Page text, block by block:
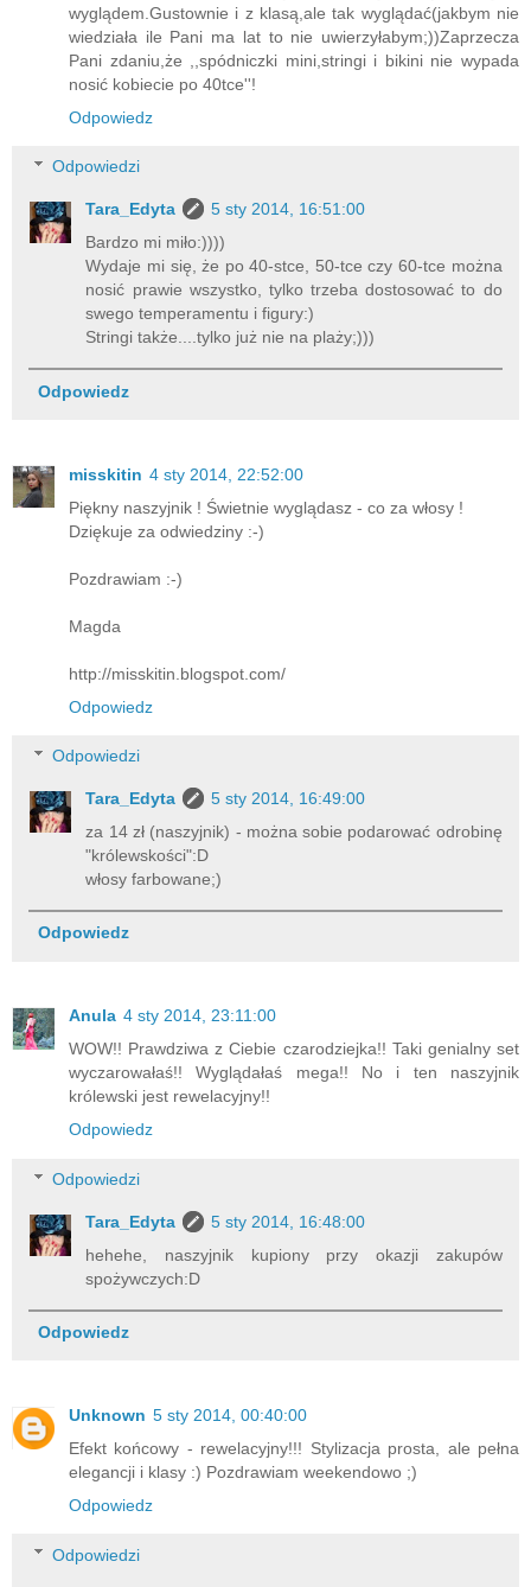
wyglądem.Gustownie i z klasą,ale tak wyglądać(jakbym nie
wiedziała ile Pani ma lat to nie uwierzyłabym;))Zaprzecza
Pani zdaniu,że ,,spódniczki mini,stringi i bikini nie wypada
nosić kobiecie po 40tce''!
Odpowiedz
Odpowiedzi
Tara_Edyta
5 sty 2014, 16:51:00
Bardzo mi miło:))))
Wydaje mi się, że po 40-stce, 50-tce czy 60-tce można
nosić prawie wszystko, tylko trzeba dostosować to do
swego temperamentu i figury:)
Stringi także....tylko już nie na plaży;)))
Odpowiedz
misskitin 4 sty 2014, 22:52:00
Piękny naszyjnik ! Świetnie wyglądasz - co za włosy !
Dziękuje za odwiedziny :-)
Pozdrawiam :-)
Magda
http://misskitin.blogspot.com/
Odpowiedz
Odpowiedzi
Tara_Edyta
5 sty 2014, 16:49:00
za 14 zł (naszyjnik) - można sobie podarować odrobinę
"królewskości":D
włosy farbowane;)
Odpowiedz
Anula 4 sty 2014, 23:11:00
WOW!! Prawdziwa z Ciebie czarodziejka!! Taki genialny set
wyczarowałaś!! Wyglądałaś mega!! No i ten naszyjnik
królewski jest rewelacyjny!!
Odpowiedz
Odpowiedzi
Tara_Edyta
5 sty 2014, 16:48:00
hehehe, naszyjnik kupiony przy okazji zakupów
spożywczych:D
Odpowiedz
Unknown 5 sty 2014, 00:40:00
Efekt końcowy - rewelacyjny!!! Stylizacja prosta, ale pełna
elegancji i klasy :) Pozdrawiam weekendowo ;)
Odpowiedz
Odpowiedzi